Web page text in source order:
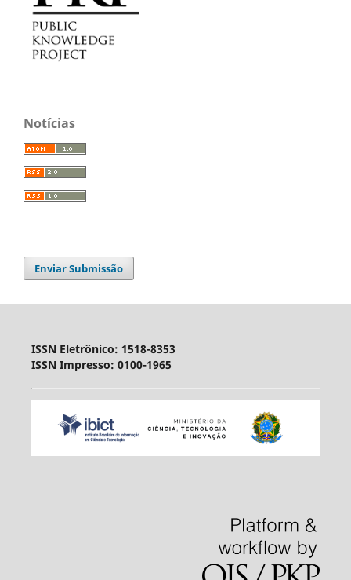
Notícias
Enviar Submissão
ISSN Eletrônico: 1518-8353
ISSN Impresso: 0100-1965